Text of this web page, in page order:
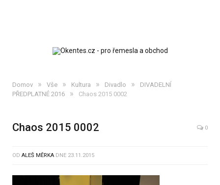
Domov » Vše » Kultura » Divadlo »
DIVADELNÍ
PŘEDPLATNÉ 2016
» Chaos 2015 0002
Chaos 2015 0002 0
OD ALEŠ MĚRKA DNE 23.11.2015